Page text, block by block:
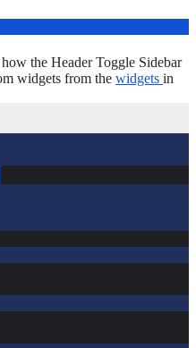
the Header Toggle Sidebar
widgets from the widgets in